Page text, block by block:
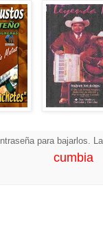
para bajarlos.
cumbia